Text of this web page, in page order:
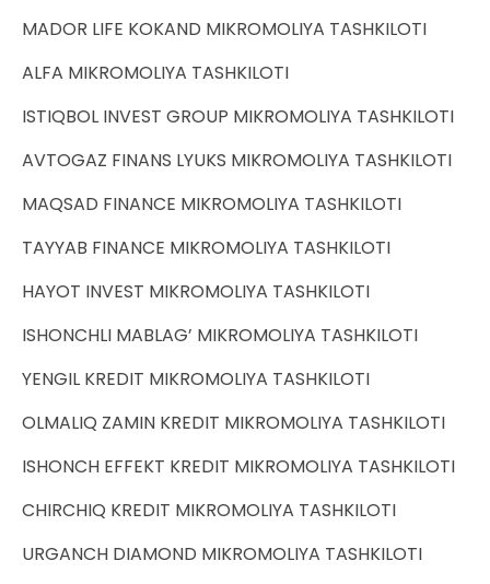
MADOR LIFE KOKAND MIKROMOLIYA TASHKILOTI
ALFA MIKROMOLIYA TASHKILOTI
ISTIQBOL INVEST GROUP MIKROMOLIYA TASHKILOTI
AVTOGAZ FINANS LYUKS MIKROMOLIYA TASHKILOTI
MAQSAD FINANCE MIKROMOLIYA TASHKILOTI
TAYYAB FINANCE MIKROMOLIYA TASHKILOTI
HAYOT INVEST MIKROMOLIYA TASHKILOTI
ISHONCHLI MABLAG’ MIKROMOLIYA TASHKILOTI
YENGIL KREDIT MIKROMOLIYA TASHKILOTI
OLMALIQ ZAMIN KREDIT MIKROMOLIYA TASHKILOTI
ISHONCH EFFEKT KREDIT MIKROMOLIYA TASHKILOTI
CHIRCHIQ KREDIT MIKROMOLIYA TASHKILOTI
URGANCH DIAMOND MIKROMOLIYA TASHKILOTI